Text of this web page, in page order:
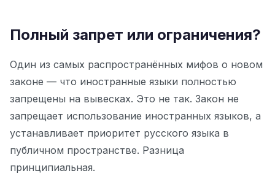
Полный запрет или ограничения?
Один из самых распространённых мифов о новом
законе — что иностранные языки полностью
запрещены на вывесках. Это не так. Закон не
запрещает использование иностранных языков, а
устанавливает приоритет русского языка в
публичном пространстве. Разница
принципиальная.